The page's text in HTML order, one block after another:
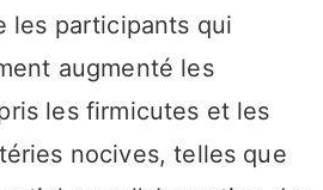
les participants qui
augmenté les
les firmicutes et les
nocives, telles que